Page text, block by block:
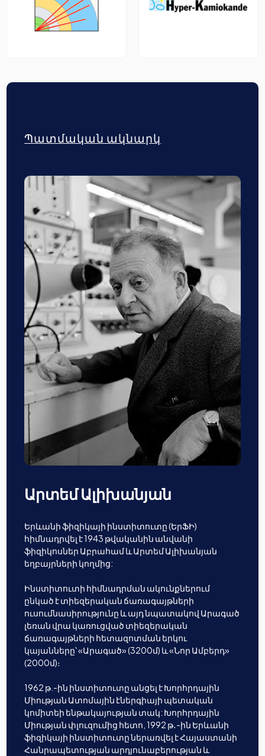
Պատմական ակնարկ
Արտեմ Ալիխանյան
Երևանի ֆիզիկայի ինստիտուտը (ԵրՖԻ)
հիմնադրվել է 1943 թվականին անվանի
ֆիզիկոսներ Աբրահամ և Արտեմ Ալիխանյան
եղբայրների կողմից:
Ինստիտուտի հիմնադրման ակունքներում
ընկած է տիեզերական ճառագայթների
ուսումնասիրությունը և այդ նպատակով Արագած
լեռան վրա կառուցված տիեզերական
ճառագայթների հետազոտման երկու
կայանները՝ «Արագած» (3200մ) և «Նոր Ամբերդ»
(2000մ)։
1962 թ.-ին ինստիտուտը անցել է Խորհրդային
Միության Ատոմային էներգիայի պետական
կոմիտեի ենթակայության տակ: Խորհրդային
Միության փլուզումից հետո, 1992 թ․-ին Երևանի
ֆիզիկայի ինստիտուտը ներառվել է Հայաստանի
Հանրապետության արդյունաբերության և